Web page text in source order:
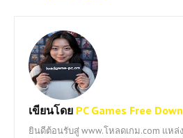
เขียนโดย PC Games Free
ยินดีต้อนรับสู่ www.โหลดเกม.com แหล่